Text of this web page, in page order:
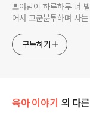
뽀야맘이 하루하루 더
어서 고군분투하며 사
구독하기
육아 이야기 의 다